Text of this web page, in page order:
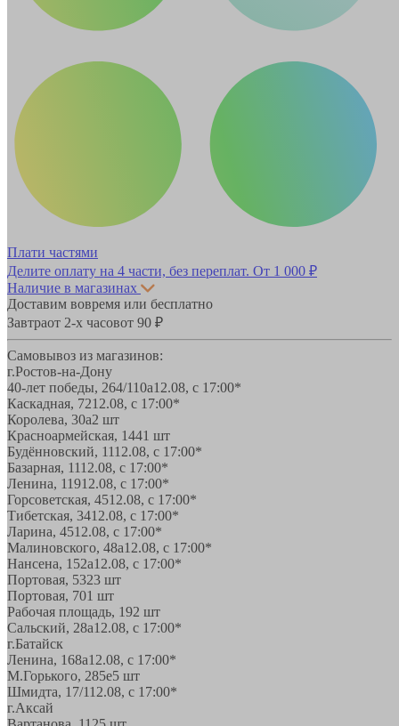
Плати частями
Делите оплату на 4 части, без переплат. От 1 000 ₽
Наличие в магазинах
Доставим вовремя или бесплатно
Завтраот 2-х часовот 90 ₽
Самовывоз из магазинов:
г.Ростов-на-Дону
40-лет победы, 264/110а12.08, с 17:00*
Каскадная, 7212.08, с 17:00*
Королева, 30а2 шт
Красноармейская, 1441 шт
Будённовский, 1112.08, с 17:00*
Базарная, 1112.08, с 17:00*
Ленина, 11912.08, с 17:00*
Горсоветская, 4512.08, с 17:00*
Тибетская, 3412.08, с 17:00*
Ларина, 4512.08, с 17:00*
Малиновского, 48а12.08, с 17:00*
Нансена, 152а12.08, с 17:00*
Портовая, 5323 шт
Портовая, 701 шт
Рабочая площадь, 192 шт
Сальский, 28a12.08, с 17:00*
г.Батайск
Ленина, 168а12.08, с 17:00*
М.Горького, 285е5 шт
Шмидта, 17/112.08, с 17:00*
г.Аксай